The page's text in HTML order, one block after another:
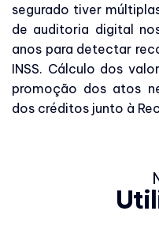
segurado tiver
de auditoria digital
anos para detectar
INSS. Cálculo dos
promoção dos atos
dos créditos junto à